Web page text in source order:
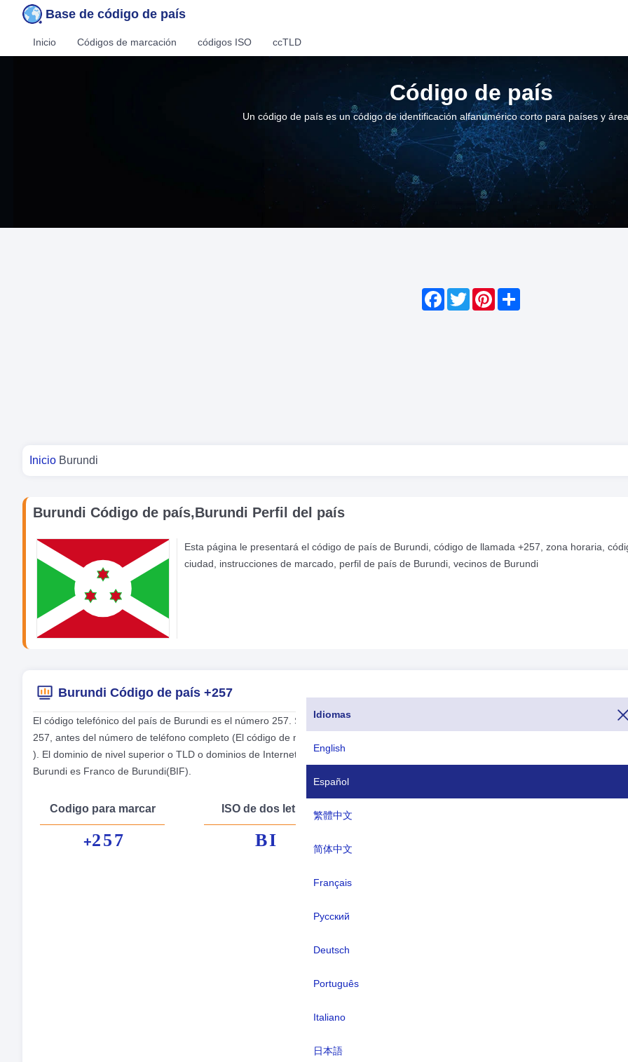
Base de código de país
Idiomas
English
Español
繁體中文
简体中文
Français
Русский
Deutsch
Português
Italiano
日本語
Inicio Códigos de marcación códigos ISO ccTLD
Código de país
Un código de país es un código de identificación alfanumérico corto para países y
Facebook
Twitter
Pinterest
Share
Usted está aquí
Inicio Burundi
Burundi Código de país,Burundi Perfil del país
Esta página le presentará el código de país de Burundi, código de llamada +257, zona horaria,
ciudad, instrucciones de marcado, perfil de país de Burundi, vecinos de Burundi
Burundi Código de país +257
El código telefónico del país de Burundi es el número 257. Si desea llamar a Burundi desde otro país, puede hacerlo marcando el
257, antes del número de teléfono completo (El código de marcación o código de llamada o código telefónico de Burundi comienza
). El dominio de nivel superior o TLD o dominios de Internet específicos del país para Burundi termina con .bi y el nombre de la
Burundi es Franco de Burundi(BIF).
Codigo para marcar
+257
ISO de dos letras
BI
Nombre formal:
Capital:
Moneda: